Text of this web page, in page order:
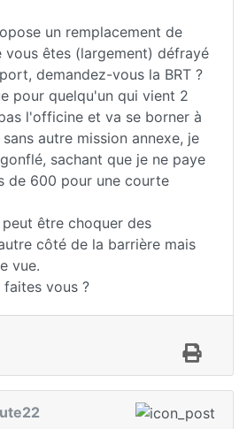
un remplacement de
vous êtes (largement) défrayé
demandez-vous la BRT ?
pour quelqu'un qui vient 2
l'officine et va se borner à
autre mission annexe, je
sachant que je ne paye
de 600 pour une courte
être choquer des
côté de la barrière mais
vue.
vous ?